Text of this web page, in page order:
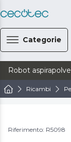
Categorie
Robot
Ricambi
Riferimento: R5098